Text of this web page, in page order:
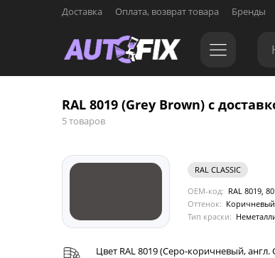
Доставка Оплата, возврат товара Бренды
RAL 8019 (Grey Brown) с
5 товаров
RAL CLASSIC
OEM-код: RAL 8019,
Оттенок: Коричневый
Тип краски:
Цвет RAL 8019 (Серо-коричневый,